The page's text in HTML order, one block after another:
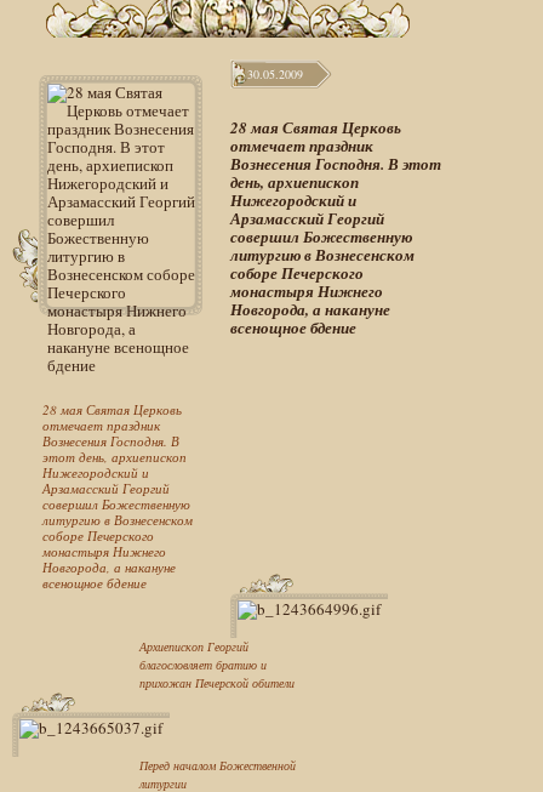
28 мая Святая Церковь
отмечает праздник
Вознесения Господня. В
этот день, архиепископ
Нижегородский и
Арзамасский Георгий
совершил Божественную
литургию в Вознесенском
соборе Печерского
монастыря Нижнего
Новгорода, а накануне
всенощное бдение
30.05.2009
28 мая Святая Церковь
отмечает праздник
Вознесения Господня. В этот
день, архиепископ
Нижегородский и
Арзамасский Георгий
совершил Божественную
литургию в Вознесенском
соборе Печерского
монастыря Нижнего
Новгорода, а накануне
всенощное бдение
Архиепископ Георгий
благословляет братию и
прихожан Печерской обители
Перед началом Божественной
литургии